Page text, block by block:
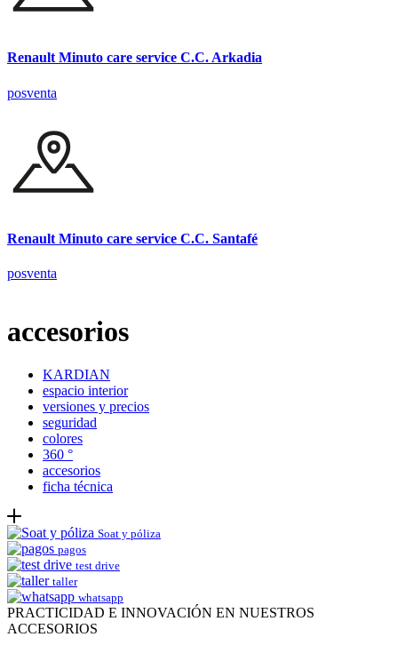
Renault Minuto care service C.C. Arkadia
posventa
Renault Minuto care service C.C. Santafé
posventa
accesorios
KARDIAN
espacio interior
versiones y precios
seguridad
colores
360 °
accesorios
ficha técnica
Soat y póliza
pagos
test drive
taller
whatsapp
PRACTICIDAD E INNOVACIÓN EN NUESTROS
ACCESORIOS